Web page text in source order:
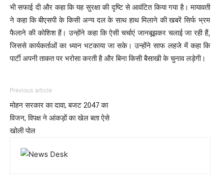
भी सफाई दी और कहा कि यह सुरक्षा की दृष्टि से आवंटित किया गया है। मायावती
ने कहा कि बीएसपी के किसी अन्य दल के साथ हाथ मिलाने की खबरें सिर्फ भ्रम
फैलाने की कोशिश हैं। उन्होंने कहा कि ऐसी चर्चाएं जानबूझकर चलाई जा रही हैं,
जिससे कार्यकर्ताओं का ध्यान भटकाया जा सके। उन्होंने साफ लहजे में कहा कि
पार्टी अपनी ताकत पर भरोसा करती है और बिना किसी बैसाखी के चुनाव लड़ेगी।
Previous article
मोहन सरकार का दावा, बजट 2047 का
विजन, विपक्ष ने आंकड़ों का खेल बता ऐसे
खोली पोल